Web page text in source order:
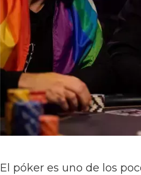
El póker es uno de los